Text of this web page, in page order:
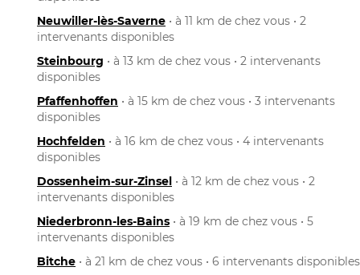
Neuwiller-lès-Saverne • à 11 km de chez vous • 2
intervenants disponibles
Steinbourg • à 13 km de chez vous • 2 intervenants
disponibles
Pfaffenhoffen • à 15 km de chez vous • 3 intervenants
disponibles
Hochfelden • à 16 km de chez vous • 4 intervenants
disponibles
Dossenheim-sur-Zinsel • à 12 km de chez vous • 2
intervenants disponibles
Niederbronn-les-Bains • à 19 km de chez vous • 5
intervenants disponibles
Bitche • à 21 km de chez vous • 6 intervenants disponibles